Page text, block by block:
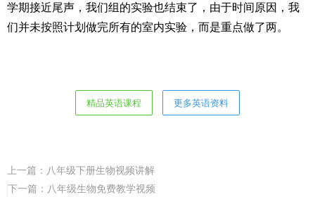
学期接近尾声，我们组的实验也结束了，由于时间原因，我
们并未按照计划做完所有的室内实验，而是重点做了两。
精品英语课程 更多英语资料
上一篇： 八年级下册生物视频讲解
下一篇： 八年级生物免费教学视频